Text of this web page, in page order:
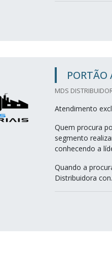
MDS
Atendimento
Quem procura
segmento
conhecendo a
Quando a
Distribuidora